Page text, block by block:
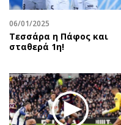
06/01/2025
Τεσσάρα η Πάφος και
σταθερά 1η!